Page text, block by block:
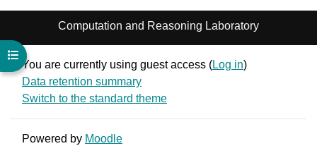
Open course index
Computation and Reasoning Laboratory
You are currently using guest access (Log in)
Data retention summary
Switch to the standard theme
Powered by Moodle